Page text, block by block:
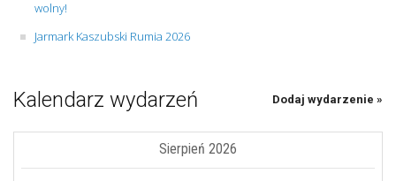
wolny!
Jarmark Kaszubski Rumia 2026
Kalendarz wydarzeń Dodaj wydarzenie »
Sierpień 2026